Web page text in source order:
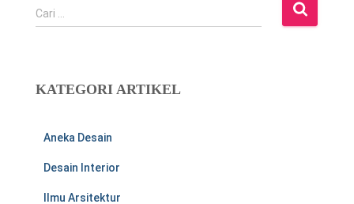
C
a
n
Cari …
KATEGORI ARTIKEL
Aneka Desain
Desain Interior
Ilmu Arsitektur